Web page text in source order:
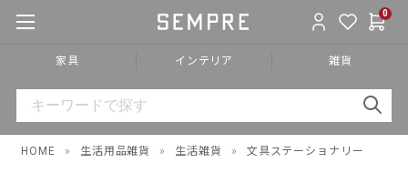
0
家具 インテリア 雑貨
HOME » 生活用品雑貨 » 生活雑貨 » 文具ステーショナリー